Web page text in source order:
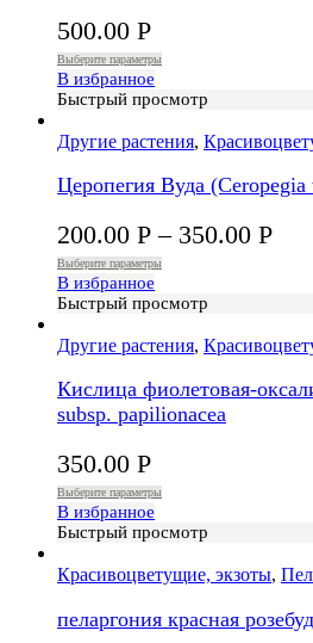
500.00 Р
Выберите параметры
В избранное
Быстрый просмотр
Другие растения,
Церопегия Вуда (Ceropegia
200.00 Р – 350.00 Р
Выберите параметры
В избранное
Быстрый просмотр
Другие растения,
Кислица фиолетовая-
subsp. papilionacea
350.00 Р
Выберите параметры
В избранное
Быстрый просмотр
Красивоцветущие, экзоты,
пеларгония красная